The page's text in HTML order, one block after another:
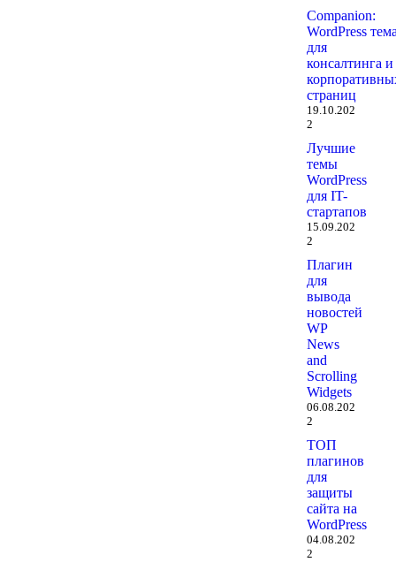
Companion:
WordPress
для
консалтинга и
страниц
19.10.202
2
Лучшие
темы
WordPress
для IT-
стартапов
15.09.202
2
Плагин
для
вывода
новостей
WP
News
and
Scrolling
Widgets
06.08.202
2
ТОП
плагинов
для
защиты
сайта на
WordPress
04.08.202
2